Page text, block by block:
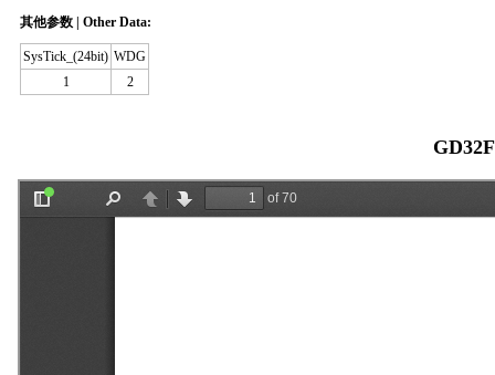
其他参数 | Other Data:
SysTick_(24bit) WDG
1
2